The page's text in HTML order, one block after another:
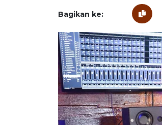
Bagikan ke: